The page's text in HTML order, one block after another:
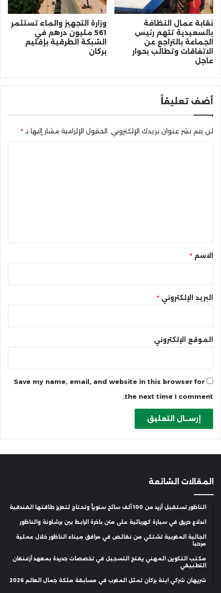
نقابة عمال النظافة
بالسعيدية تتهم رئيس
الجماعة بالتراجع عن
الاتفاقات وتطالب بحوار
عاجل
وزارة التجهيز والماء تستثمر
561 مليون درهم في
الشبكة الطرقية بإقليم
بركان
أضف تعليقاً
لن يتم نشر عنوان بريدك الإلكتروني. الحقول الإلزامية مشار إليها بـ *
* الاسم *
البريد الإلكتروني *
الموقع الإلكتروني
Save my name, email, and website in this browser for
the next time I comment.
المقالات الشائعة
الناظور تستقبل أزيد من 100 ألف سائح سنوياً وتحتاج لتعزيز طاقتها الفندقية
اندلاع حريق في سيارة كهربائية على متن باخرة الرابط بين برشلونة والناظور
الجالية المغربية تشتكي من نقائص في مرافق ميناء الناظور خلال عملية
مرحبا
مكتب التكوين المهني يفتح التسجيل في تخصصات جديدة بمعهد أزغنغان
التطبيقي
شريهان شركي ابنة بركان تمثل المغرب في مسابقة ملكة جمال العالم 2026